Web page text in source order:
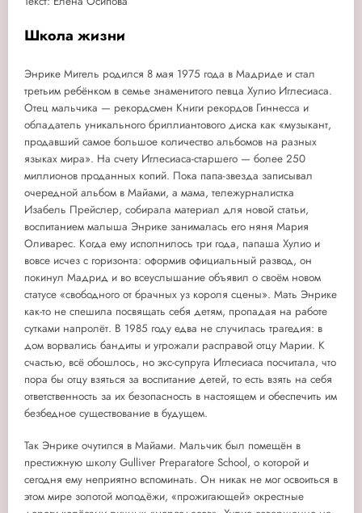
Школа жизни
Энрике Мигель родился 8 мая 1975 года в Мадриде и стал
третьим ребёнком в семье знаменитого певца Хулио Иглесиаса.
Отец мальчика — рекордсмен Книги рекордов Гиннесса и
обладатель уникального бриллиантового диска как «музыкант,
продавший самое большое количество альбомов на разных
языках мира». На счету Иглесиаса-старшего — более 250
миллионов проданных копий. Пока папа-звезда записывал
очередной альбом в Майами, а мама, тележурналистка
Изабель Прейслер, собирала материал для новой статьи,
воспитанием малыша Энрике занималась его няня Мария
Оливарес. Когда ему исполнилось три года, папаша Хулио и
вовсе исчез с горизонта: оформив официальный развод, он
покинул Мадрид и во всеуслышание объявил о своём новом
статусе «свободного от брачных уз короля сцены». Мать Энрике
как-то не спешила посвящать себя детям, пропадая на работе
сутками напролёт. В 1985 году едва не случилась трагедия: в
дом ворвались бандиты и угрожали расправой отцу Марии. К
счастью, всё обошлось, но экс-супруга Иглесиаса посчитала, что
пора бы отцу взяться за воспитание детей, то есть взять на себя
ответственность за их безопасность в настоящем и обеспечить им
безбедное существование в будущем.
Так Энрике очутился в Майами. Мальчик был помещён в
престижную школу Gulliver Preparatore School, о которой и
сегодня ему неприятно вспоминать. Он никак не мог освоиться в
этом мире золотой молодёжи, «прожигающей» окрестные